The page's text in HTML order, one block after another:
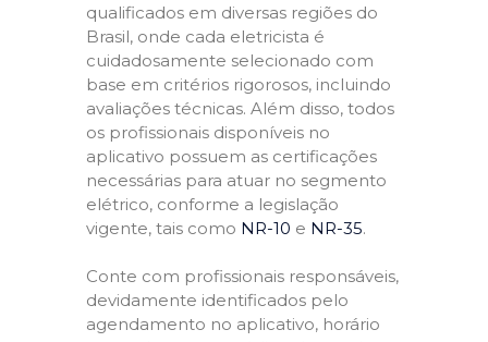
qualificados em diversas regiões do
Brasil, onde cada eletricista é
cuidadosamente selecionado com
base em critérios rigorosos, incluindo
avaliações técnicas. Além disso, todos
os profissionais disponíveis no
aplicativo possuem as certificações
necessárias para atuar no segmento
elétrico, conforme a legislação
vigente, tais como NR-10 e NR-35.
Conte com profissionais responsáveis,
devidamente identificados pelo
agendamento no aplicativo, horário